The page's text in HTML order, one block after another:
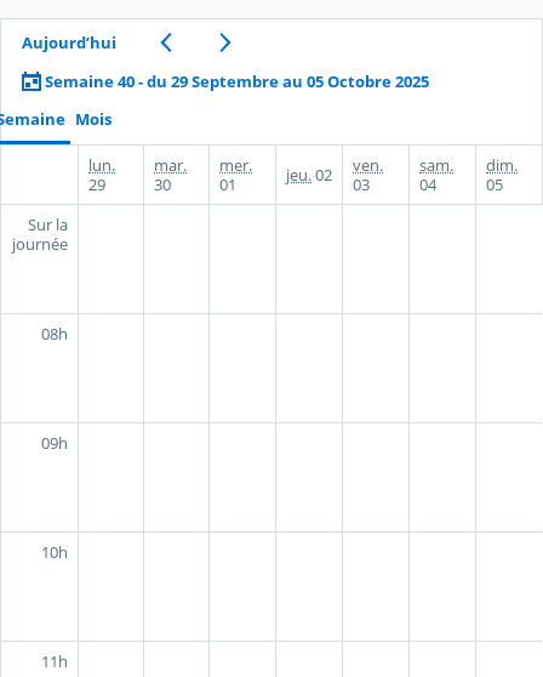
Aujourd’hui
Semaine 40 - du 29 Septembre au 05 Octobre 2025
Mois
lun.
29
mar.
30
mer.
01
jeu.02
ven.
03
sam.
04
dim.
05
Sur la
journée
08h
09h
10h
11h